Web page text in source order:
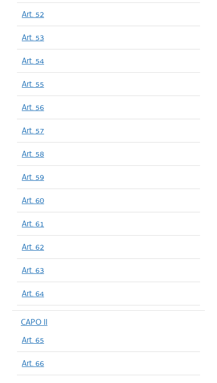
Art. 52
Art. 53
Art. 54
Art. 55
Art. 56
Art. 57
Art. 58
Art. 59
Art. 60
Art. 61
Art. 62
Art. 63
Art. 64
CAPO II
Art. 65
Art. 66